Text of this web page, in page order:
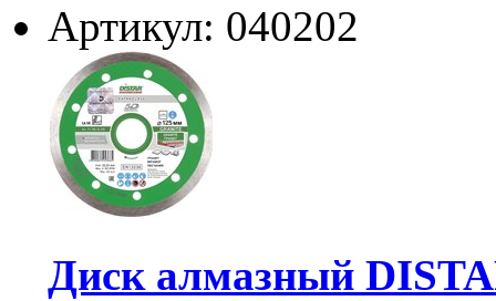
Артикул: 040202
Диск алмазный